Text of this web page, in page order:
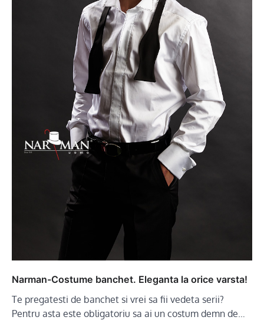
Narman-Costume banchet. Eleganta la orice varsta!
Te pregatesti de banchet si vrei sa fii vedeta serii?
Pentru asta este obligatoriu sa ai un costum demn de…